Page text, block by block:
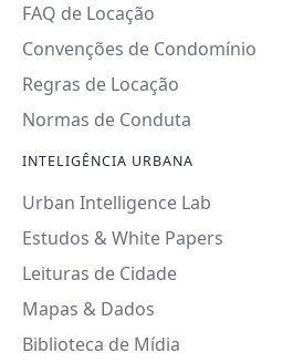
FAQ de Locação
Convenções de Condomínio
Regras de Locação
Normas de Conduta
INTELIGÊNCIA URBANA
Urban Intelligence Lab
Estudos & White Papers
Leituras de Cidade
Mapas & Dados
Biblioteca de Mídia